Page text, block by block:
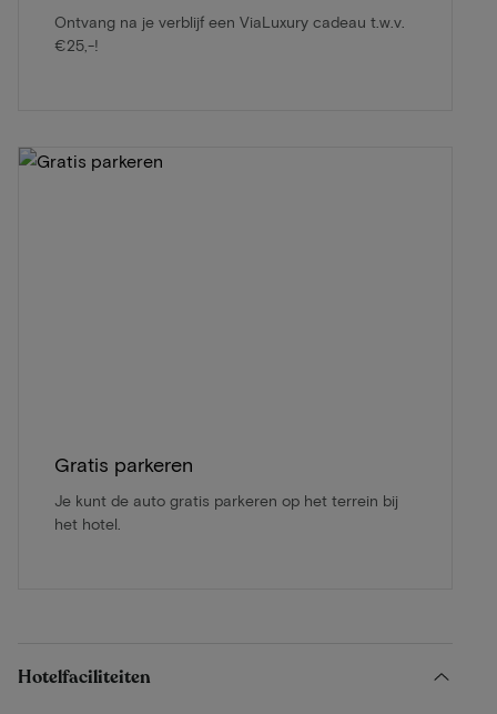
Ontvang na je verblijf een ViaLuxury cadeau t.w.v.
€25,-!
Gratis parkeren
Je kunt de auto gratis parkeren op het terrein bij
het hotel.
Hotelfaciliteiten